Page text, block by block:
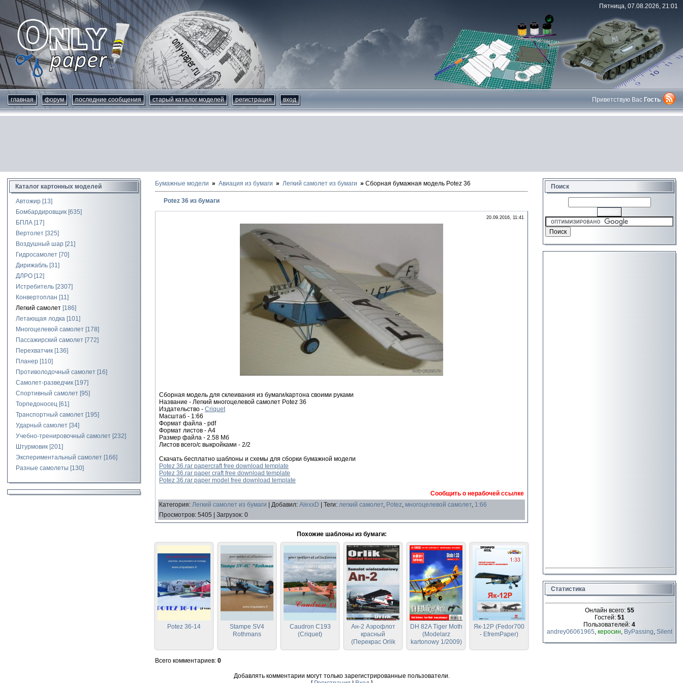
Пятница, 07.08.2026, 21:01
главная форум последние сообщения старый каталог моделей регистрация вход Приветствую Вас Гость
Каталог картонных моделей
Автожир [13]
Бомбардировщик [635]
БПЛА [17]
Вертолет [325]
Воздушный шар [21]
Гидросамолет [70]
Дирижабль [31]
ДЛРО [12]
Истребитель [2307]
Конвертоплан [11]
Легкий самолет [186]
Летающая лодка [101]
Многоцелевой самолет [178]
Пассажирский самолет [772]
Перехватчик [136]
Планер [110]
Противолодочный самолет [16]
Самолет-разведчик [197]
Спортивный самолет [95]
Торпедоносец [61]
Транспортный самолет [195]
Ударный самолет [34]
Учебно-тренировочный самолет [232]
Штурмовик [201]
Экспериментальный самолет [166]
Разные самолеты [130]
Бумажные модели Авиация из бумаги Легкий самолет из бумаги Сборная бумажная модель Potez 36
Potez 36 из бумаги
20.09.2016, 11:41
Сборная модель для склеивания из бумаги/картона своими руками
Название - Легкий многоцелевой самолет Potez 36
Издательство - Criquet
Масштаб - 1:66
Формат файла - pdf
Формат листов - A4
Размер файла - 2.58 Мб
Листов всего/с выкройками - 2/2
Скачать бесплатно шаблоны и схемы для сборки бумажной модели
Potez 36.rar papercraft free download template
Potez 36.rar paper craft free download template
Potez 36.rar paper model free download template
Сообщить о нерабочей ссылке
Категория: Легкий самолет из бумаги Добавил: AlexxD Теги: легкий самолет, Potez, многоцелевой самолет, 1:66
Просмотров: 5405 Загрузок: 0
Похожие шаблоны из бумаги:
Potez 36-14
Stampe SV4
Rothmans
Caudron C193
(Criquet)
Ан-2 Аэрофлот
красный
(Перекрас Orlik
075)
DH 82A Tiger Moth
(Modelarz
kartonowy 1/2009)
Як-12Р (Fedor700
- EfremPaper)
Всего комментариев: 0
Добавлять комментарии могут только зарегистрированные пользователи.
Поиск
Статистика
Онлайн всего: 55
Гостей: 51
Пользователей: 4
andrey06061965, керосин, ByPassing, Silent